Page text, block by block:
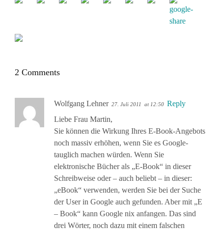
2 Comments
Wolfgang Lehner 27. Juli 2011 at 12:50 Reply
Liebe Frau Martin,
Sie können die Wirkung Ihres E-Book-Angebots
noch massiv erhöhen, wenn Sie es Google-
tauglich machen würden. Wenn Sie
elektronische Bücher als „E-Book“ in dieser
Schreibweise oder – auch beliebt – in dieser:
„eBook“ verwenden, werden Sie bei der Suche
der User in Google auch gefunden. Aber mit „E
– Book“ kann Google nix anfangen. Das sind
drei Wörter, noch dazu mit einem falschen